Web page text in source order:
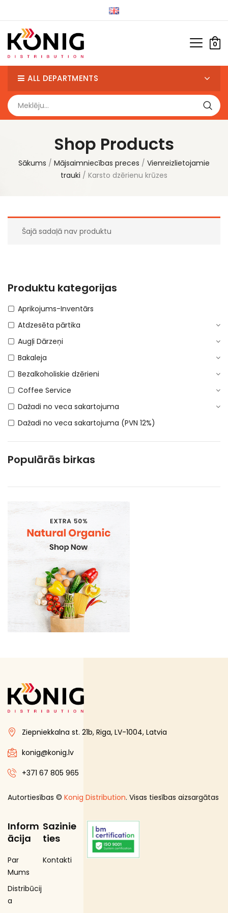
0
ALL DEPARTMENTS
Shop Products
Sākums Mājsaimniecības preces
Vienreizlietojamie
trauki
Karsto dzērienu krūzes
Šajā sadaļā nav produktu
Produktu kategorijas
Aprikojums-Inventārs
Atdzesēta pārtika
Augļi Dārzeņi
Bakaleja
Bezalkoholiskie dzērieni
Coffee Service
Dažadi no veca sakartojuma
Dažadi no veca sakartojuma (PVN 12%)
DEPOSITA IEPAKOJUMS
E-Cigaretes
Kosmētika un higiēnas produkti
Mājsaimniecības preces
Sadzīves ķīmija
Sadzīves preces un piederumi
Vienreizlietojamie trauki
Ātrās uzkodas
Auksto dzērienu/ēdienu trauki
Bagasse (cukurniedru šķiedras) ēdiena kārbas
Bagasse (cukurniedru šķiedras) trauki
Bio atkritumu maisi
Gourmet līnija
Iesaiņojuma maisiņi
Iesaiņojuma papīrs
Karsto dzērienu krūžu piederumi
Maisiņi ar rokturiem
Porciju trauki
Salmiņi
Populārās birkas
Ziepniekkalna st. 21b, Riga, LV-1004, Latvia
konig@konig.lv
+371 67 805 965
Autortiesības © Konig Distribution. Visas tiesības aizsargātas
Inform
ācija
Par
Mums
Distribūcij
a
Sazinie
ties
Kontakti